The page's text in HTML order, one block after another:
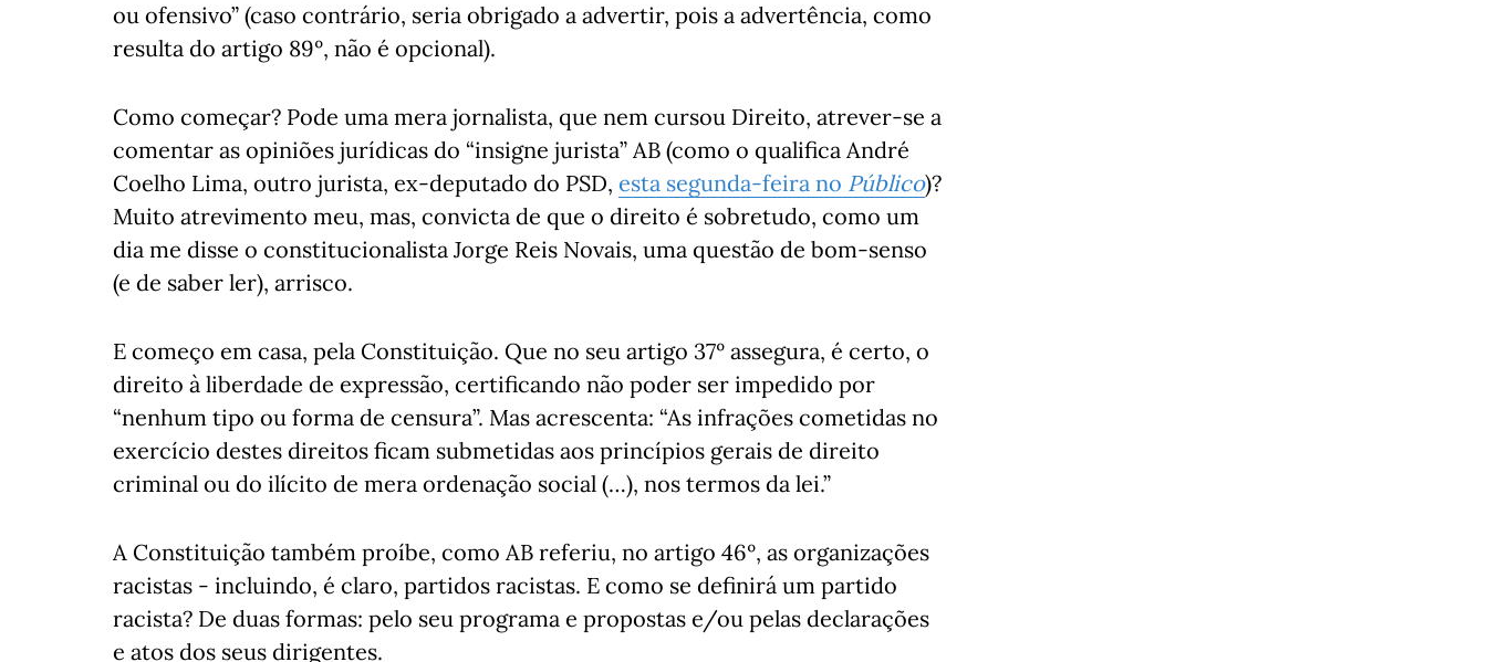
ou ofensivo” (caso contrário, seria obrigado a advertir, pois a advertência, como
resulta do artigo 89º, não é opcional).
Como começar? Pode uma mera jornalista, que nem cursou Direito, atrever-se a
comentar as opiniões jurídicas do “insigne jurista” AB (como o qualifica André
Coelho Lima, outro jurista, ex-deputado do PSD, esta segunda-feira no Público)?
Muito atrevimento meu, mas, convicta de que o direito é sobretudo, como um
dia me disse o constitucionalista Jorge Reis Novais, uma questão de bom-senso
(e de saber ler), arrisco.
E começo em casa, pela Constituição. Que no seu artigo 37º assegura, é certo, o
direito à liberdade de expressão, certificando não poder ser impedido por
“nenhum tipo ou forma de censura”. Mas acrescenta: “As infrações cometidas no
exercício destes direitos ficam submetidas aos princípios gerais de direito
criminal ou do ilícito de mera ordenação social (…), nos termos da lei.”
A Constituição também proíbe, como AB referiu, no artigo 46º, as organizações
racistas - incluindo, é claro, partidos racistas. E como se definirá um partido
racista? De duas formas: pelo seu programa e propostas e/ou pelas declarações
e atos dos seus dirigentes.